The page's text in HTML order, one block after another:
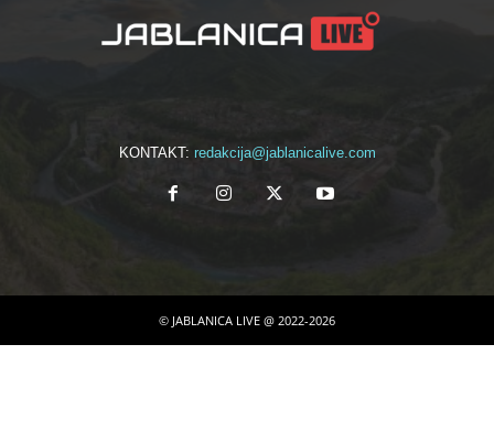
KONTAKT: redakcija@jablanicalive.com
© JABLANICA LIVE @ 2022-2026